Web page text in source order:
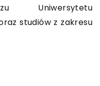
Uniwersytetu
studiów z zakresu